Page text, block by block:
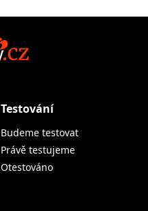
Testování
Budeme testovat
Právě testujeme
Otestováno